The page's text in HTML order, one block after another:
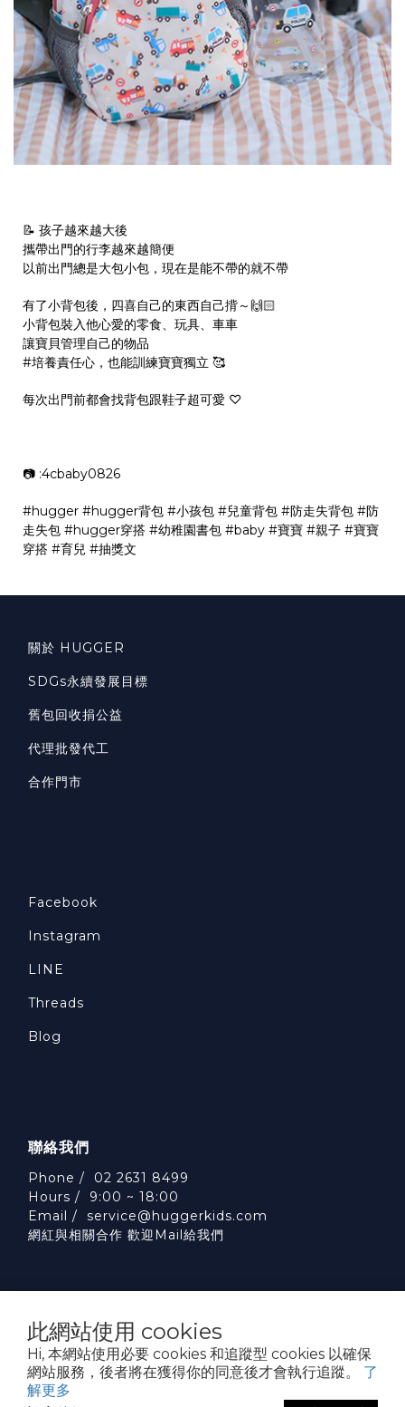
此網站使用 cookies
Hi, 本網站使用必要 cookies 和追蹤型 cookies 以確保
網站服務，後者將在獲得你的同意後才會執行追蹤。 了
解更多
📝 孩子越來越大後
攜帶出門的行李越來越簡便
以前出門總是大包小包，現在是能不帶的就不帶
有了小背包後，四喜自己的東西自己揹～🙌🏻
小背包裝入他心愛的零食、玩具、車車
讓寶貝管理自己的物品
#培養責任心 ，也能訓練寶寶獨立 🥰
每次出門前都會找背包跟鞋子超可愛 ♡
📷 :4cbaby0826
#hugger #hugger背包 #小孩包 #兒童背包 #防走失背包 #防
走失包 #hugger穿搭 #幼稚園書包 #baby #寶寶 #親子 #寶寶
穿搭 #育兒 #抽獎文
關於 HUGGER
SDGs永續發展目標
舊包回收捐公益
代理批發代工
合作門市
Facebook
Instagram
LINE
Threads
Blog
聯絡我們
Phone / 02 2631 8499
Hours / 9:00 ~ 18:00
Email / service@huggerkids.com
網紅與相關合作 歡迎Mail給我們
威斯邁國際有限公司 統一編號:53563252
台北市內湖區民權東路六段310號5樓